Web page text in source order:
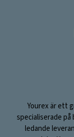
Yourex är ett
specialiserade på
ledande